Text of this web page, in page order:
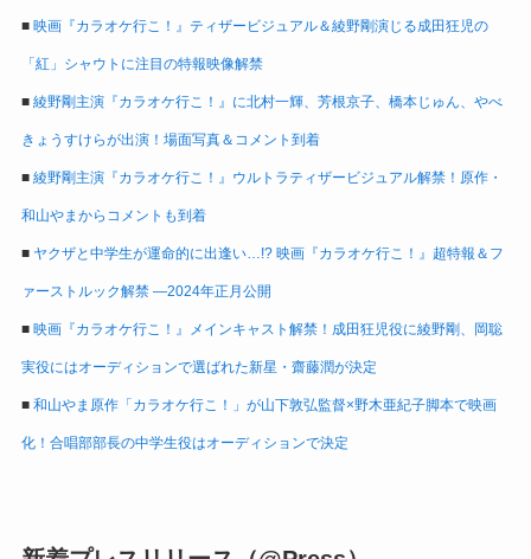
■ 映画『カラオケ行こ！』ティザービジュアル＆綾野剛演じる成田狂児の
「紅」シャウトに注目の特報映像解禁
■ 綾野剛主演『カラオケ行こ！』に北村一輝、芳根京子、橋本じゅん、やべ
きょうすけらが出演！場面写真＆コメント到着
■ 綾野剛主演『カラオケ行こ！』ウルトラティザービジュアル解禁！原作・
和山やまからコメントも到着
■ ヤクザと中学生が運命的に出逢い…!? 映画『カラオケ行こ！』超特報＆フ
ァーストルック解禁 ―2024年正月公開
■ 映画『カラオケ行こ！』メインキャスト解禁！成田狂児役に綾野剛、岡聡
実役にはオーディションで選ばれた新星・齋藤潤が決定
■ 和山やま原作「カラオケ行こ！」が山下敦弘監督×野木亜紀子脚本で映画
化！合唱部部長の中学生役はオーディションで決定